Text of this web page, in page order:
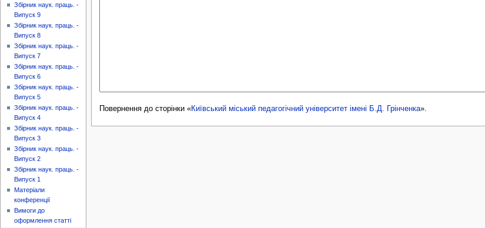
Повернення до сторінки «Київський міський педагогічний університет імені Б.Д. Грінченка».
Збірник наук. праць. -
Випуск 9
Збірник наук. праць. -
Випуск 8
Збірник наук. праць. -
Випуск 7
Збірник наук. праць. -
Випуск 6
Збірник наук. праць. -
Випуск 5
Збірник наук. праць. -
Випуск 4
Збірник наук. праць. -
Випуск 3
Збірник наук. праць. -
Випуск 2
Збірник наук. праць. -
Випуск 1
Матеріали
конференції
Вимоги до
оформлення статті